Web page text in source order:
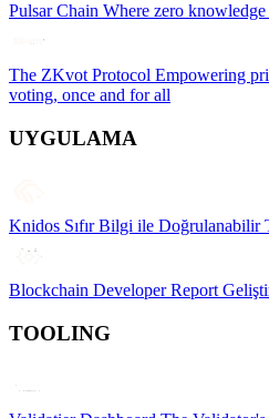
Pulsar Chain Where zero
The ZKvot Protocol Empowering
voting, once and for all
UYGULAMA
Knidos Sıfır Bilgi ile Doğrulanabilir
Blockchain Developer Report
TOOLING